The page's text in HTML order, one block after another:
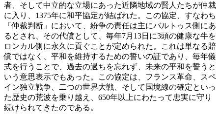
者、そして中立的な立場にあった近隣地域の賢人たちが仲裁
に入り、1375年に和平協定が結ばれた。この協定、すなわち
「仲裁判断」において、紛争の責任は主にバルトゥス側にあ
るとされ、その代償として、毎年7月13日に3頭の健康な牛を
ロンカル側に永久に貢ぐことが定められた。これは単なる賠
償ではなく、平和を維持するための誓いの証であり、毎年儀
式を行うことで、過去の過ちを忘れず、未来の平和を誓うと
いう意思表示でもあった。この協定は、フランス革命、スペ
イン独立戦争、二つの世界大戦、そして国境線の確定といっ
た歴史の荒波を乗り越え、650年以上にわたって忠実に守り
続けられてきたのである。